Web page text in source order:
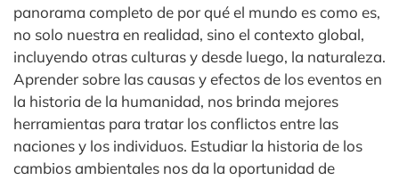
panorama completo de por qué el mundo es como es,
no solo nuestra en realidad, sino el contexto global,
incluyendo otras culturas y desde luego, la naturaleza.
Aprender sobre las causas y efectos de los eventos en
la historia de la humanidad, nos brinda mejores
herramientas para tratar los conflictos entre las
naciones y los individuos. Estudiar la historia de los
cambios ambientales nos da la oportunidad de